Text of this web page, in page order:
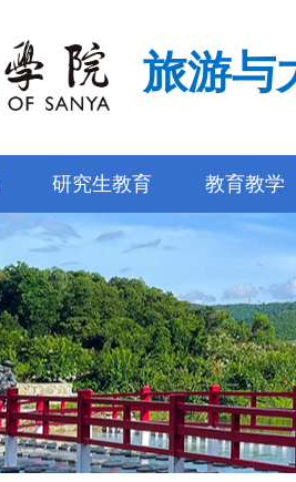
旅游与
研究生教育 教育教学